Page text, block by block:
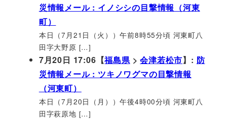
災情報メール : イノシシの目撃情報（河東
町）
本日（7月21日（火））午前8時55分頃 河東町八
田字大野原 […]
7月20日 17:06【福島県>会津若松市】: 防
災情報メール : ツキノワグマの目撃情報
（河東町）
本日（7月20日（月））午後4時00分頃 河東町八
田字萩原地 […]